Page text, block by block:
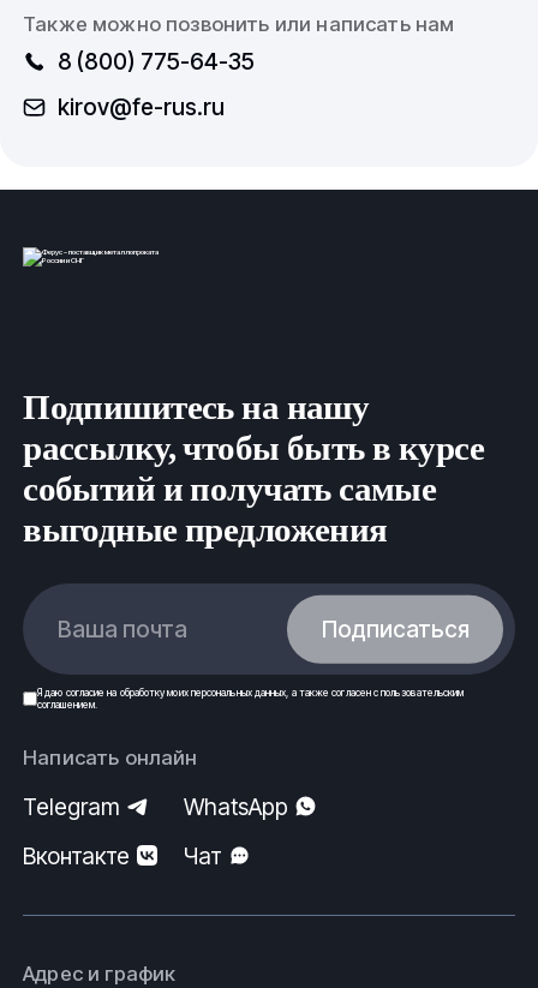
Также можно позвонить или написать нам
8 (800) 775-64-35
kirov@fe-rus.ru
Подпишитесь на нашу
рассылку, чтобы быть в курсе
событий и получать самые
выгодные предложения
Ваша почта Подписаться
Я даю согласие на обработку моих персональных данных , а также согласен спользовательским
соглашением.
Написать онлайн
Telegram
WhatsApp
Вконтакте
Чат
Адрес и график